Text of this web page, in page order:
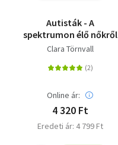
Autisták - A
spektrumon élő nőkről
Clara Törnvall
Online ár:
4 320 Ft
Eredeti ár: 4 799 Ft